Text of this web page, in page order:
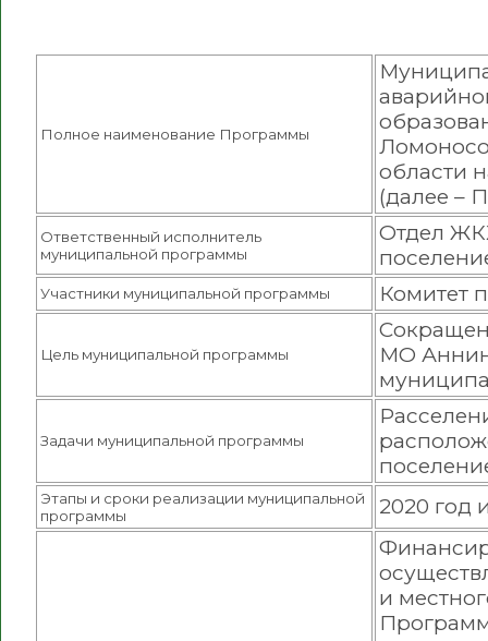
Полное наименование Программы
области
(далее –
Ответственный исполнитель
муниципальной программы
Отдел
Участники муниципальной программы Комитет
Цель муниципальной программы
МО
Задачи муниципальной программы
Этапы и сроки реализации муниципальной
программы
2020 год
и